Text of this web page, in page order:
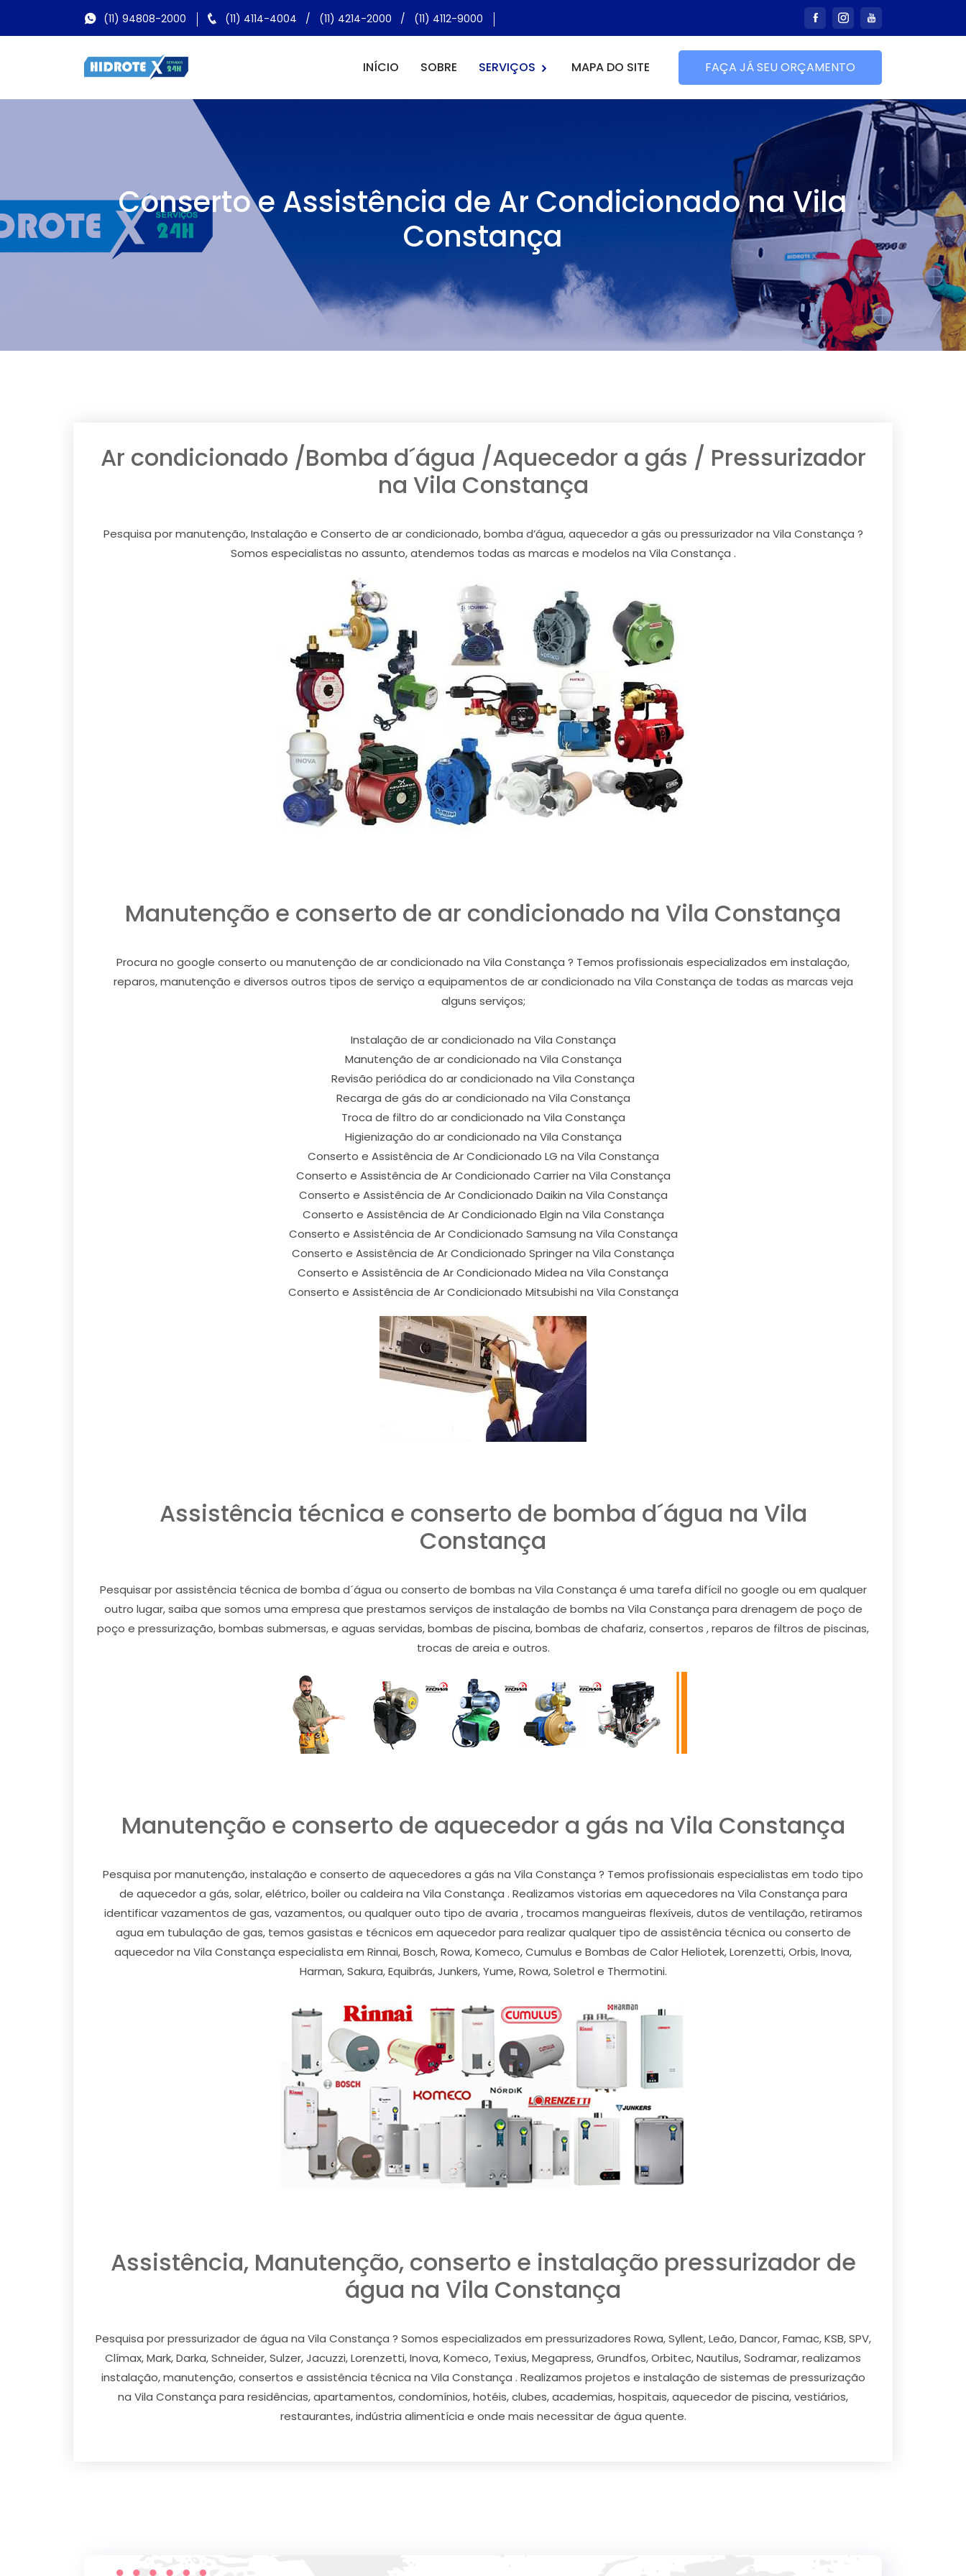
(11) 94808-2000 (11) 4114-4004 / (11) 4214-2000 / (11) 4112-9000
INÍCIO SOBRE SERVIÇOS MAPA DO SITE FAÇA JÁ SEU ORÇAMENTO
Conserto e Assistência de Ar Condicionado na Vila
Constança
Ar condicionado /Bomba d´água /Aquecedor a gás / Pressurizador
na Vila Constança
Pesquisa por manutenção, Instalação e Conserto de ar condicionado, bomba d’água, aquecedor a gás ou pressurizador na Vila Constança ?
Somos especialistas no assunto, atendemos todas as marcas e modelos na Vila Constança .
Manutenção e conserto de ar condicionado na Vila Constança
Procura no google conserto ou manutenção de ar condicionado na Vila Constança ? Temos profissionais especializados em instalação,
reparos, manutenção e diversos outros tipos de serviço a equipamentos de ar condicionado na Vila Constança de todas as marcas veja
alguns serviços;
Instalação de ar condicionado na Vila Constança
Manutenção de ar condicionado na Vila Constança
Revisão periódica do ar condicionado na Vila Constança
Recarga de gás do ar condicionado na Vila Constança
Troca de filtro do ar condicionado na Vila Constança
Higienização do ar condicionado na Vila Constança
Conserto e Assistência de Ar Condicionado LG na Vila Constança
Conserto e Assistência de Ar Condicionado Carrier na Vila Constança
Conserto e Assistência de Ar Condicionado Daikin na Vila Constança
Conserto e Assistência de Ar Condicionado Elgin na Vila Constança
Conserto e Assistência de Ar Condicionado Samsung na Vila Constança
Conserto e Assistência de Ar Condicionado Springer na Vila Constança
Conserto e Assistência de Ar Condicionado Midea na Vila Constança
Conserto e Assistência de Ar Condicionado Mitsubishi na Vila Constança
Assistência técnica e conserto de bomba d´água na Vila
Constança
Pesquisar por assistência técnica de bomba d´água ou conserto de bombas na Vila Constança é uma tarefa difícil no google ou em qualquer
outro lugar, saiba que somos uma empresa que prestamos serviços de instalação de bombs na Vila Constança para drenagem de poço de
poço e pressurização, bombas submersas, e aguas servidas, bombas de piscina, bombas de chafariz, consertos , reparos de filtros de piscinas,
trocas de areia e outros.
Manutenção e conserto de aquecedor a gás na Vila Constança
Pesquisa por manutenção, instalação e conserto de aquecedores a gás na Vila Constança ? Temos profissionais especialistas em todo tipo
de aquecedor a gás, solar, elétrico, boiler ou caldeira na Vila Constança . Realizamos vistorias em aquecedores na Vila Constança para
identificar vazamentos de gas, vazamentos, ou qualquer outo tipo de avaria , trocamos mangueiras flexíveis, dutos de ventilação, retiramos
agua em tubulação de gas, temos gasistas e técnicos em aquecedor para realizar qualquer tipo de assistência técnica ou conserto de
aquecedor na Vila Constança especialista em Rinnai, Bosch, Rowa, Komeco, Cumulus e Bombas de Calor Heliotek, Lorenzetti, Orbis, Inova,
Harman, Sakura, Equibrás, Junkers, Yume, Rowa, Soletrol e Thermotini.
Assistência, Manutenção, conserto e instalação pressurizador de
água na Vila Constança
Pesquisa por pressurizador de água na Vila Constança ? Somos especializados em pressurizadores Rowa, Syllent, Leão, Dancor, Famac, KSB, SPV,
Clímax, Mark, Darka, Schneider, Sulzer, Jacuzzi, Lorenzetti, Inova, Komeco, Texius, Megapress, Grundfos, Orbitec, Nautilus, Sodramar, realizamos
instalação, manutenção, consertos e assistência técnica na Vila Constança . Realizamos projetos e instalação de sistemas de pressurização
na Vila Constança para residências, apartamentos, condomínios, hotéis, clubes, academias, hospitais, aquecedor de piscina, vestiários,
restaurantes, indústria alimentícia e onde mais necessitar de água quente.